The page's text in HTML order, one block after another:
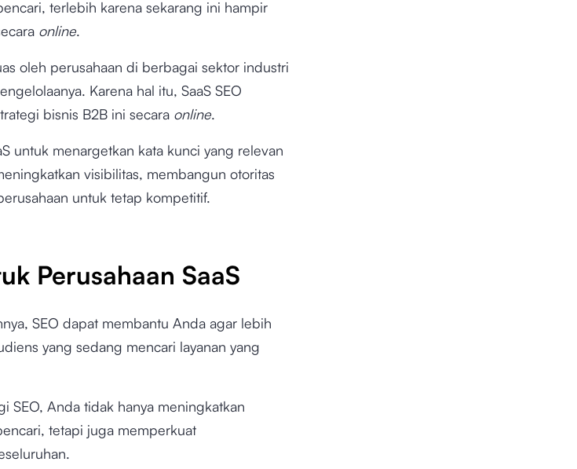
terlebih karena sekarang ini hampir
online.
oleh perusahaan di berbagai sektor industri
Karena hal itu, SaaS SEO
bisnis B2B ini secara online.
untuk menargetkan kata kunci yang relevan
visibilitas, membangun otoritas
untuk tetap kompetitif.
Perusahaan SaaS
SEO dapat membantu Anda agar lebih
yang sedang mencari layanan yang
SEO, Anda tidak hanya meningkatkan
tetapi juga memperkuat